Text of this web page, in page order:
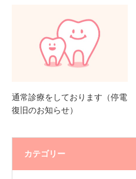
通常診療をしております（停電
復旧のお知らせ）
カテゴリー